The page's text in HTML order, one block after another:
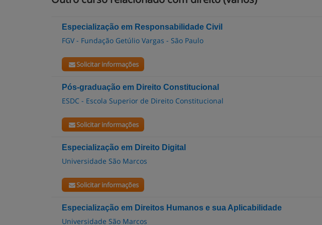
Especialização em Responsabilidade Civil
FGV - Fundação Getúlio Vargas - São Paulo
Solicitar informações
Pós-graduação em Direito Constitucional
ESDC - Escola Superior de Direito Constitucional
Solicitar informações
Especialização em Direito Digital
Universidade São Marcos
Solicitar informações
Especialização em Direitos Humanos e sua Aplicabilidade
Universidade São Marcos